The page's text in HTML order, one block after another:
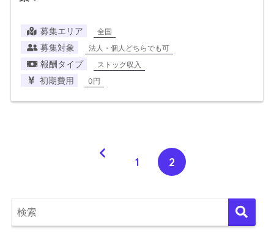
募集エリア 全国
募集対象 法人・個人どちらでも可
報酬タイプ ストック収入
初期費用 0円
1 2